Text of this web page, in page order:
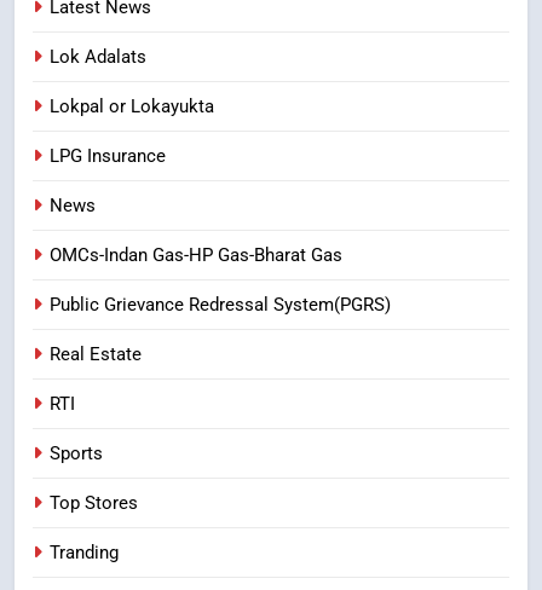
Latest News
Lok Adalats
Lokpal or Lokayukta
LPG Insurance
News
OMCs-Indan Gas-HP Gas-Bharat Gas
Public Grievance Redressal System(PGRS)
Real Estate
RTI
Sports
Top Stores
Tranding